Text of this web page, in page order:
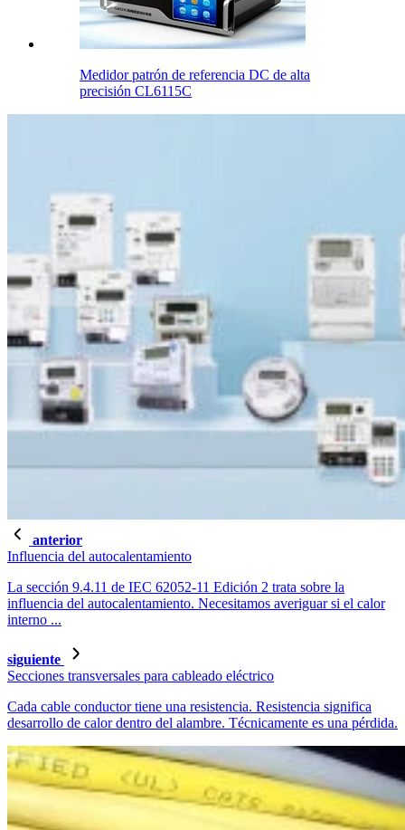
Medidor patrón de referencia DC de alta
precisión CL6115C
anterior
Influencia del autocalentamiento
La sección 9.4.11 de IEC 62052-11 Edición 2 trata sobre la
influencia del autocalentamiento. Necesitamos averiguar si el calor
interno ...
siguiente
Secciones transversales para cableado eléctrico
Cada cable conductor tiene una resistencia. Resistencia significa
desarrollo de calor dentro del alambre. Técnicamente es una pérdida.